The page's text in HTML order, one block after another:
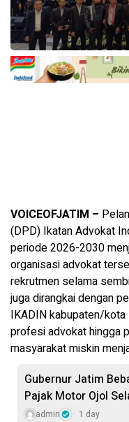
VOICEOFJATIM –
(DPD) Ikatan Advokat
periode 2026-2030
organisasi advokat
rekrutmen selama
juga dirangkai dengan
IKADIN kabupaten/
profesi advokat hingga
masyarakat miskin
Gubernur Jatim
Pajak Motor Ojol
admin 1 day